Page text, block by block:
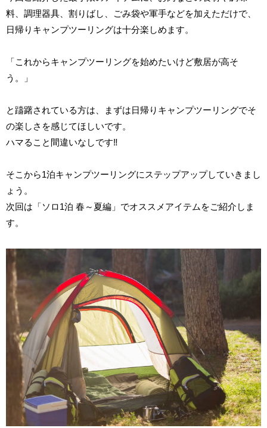
料、調理器具、割りばし、ごみ袋や軍手などを加えただけで、
日帰りキャンプツーリングは十分楽しめます。
「これからキャンプツーリングを始めたいけど敷居が高そ
う。」
と躊躇されている方は、まずは日帰りキャンプツーリングでそ
の楽しさを感じてほしいです。
ハマること間違いなしです‼
そこから1泊キャンプツーリングにステップアップしていきまし
ょう。
次回は「ソロ1泊 春～夏編」でオススメアイテムをご紹介しま
す。